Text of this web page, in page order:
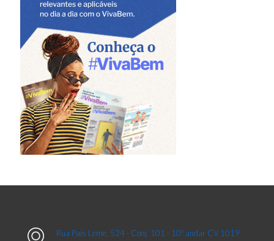
Rua Pais Leme, 524 - Conj. 101 - 10º andar CV 1019